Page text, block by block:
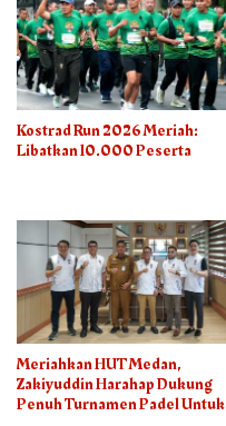
Kostrad Run 2026 Meriah:
Libatkan 10.000 Peserta
Meriahkan HUT Medan,
Zakiyuddin Harahap Dukung
Penuh Turnamen Padel Untuk